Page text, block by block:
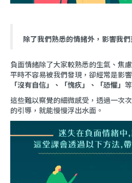
除了我們熟悉的情緒外，影響我
負面情緒除了大家較熟悉的生氣、焦
平時不容易被我們發現，卻經常是影
「沒有自信」、「愧疚」、「恐懼」
這些難以察覺的細微感受，透過一次
的引導，就能慢慢浮出水面。